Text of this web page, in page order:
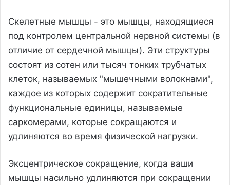
Скелетные мышцы - это мышцы, находящиеся
под контролем центральной нервной системы (в
отличие от сердечной мышцы). Эти структуры
состоят из сотен или тысяч тонких трубчатых
клеток, называемых "мышечными волокнами",
каждое из которых содержит сократительные
функциональные единицы, называемые
саркомерами, которые сокращаются и
удлиняются во время физической нагрузки.
Эксцентрическое сокращение, когда ваши
мышцы насильно удлиняются при сокращении